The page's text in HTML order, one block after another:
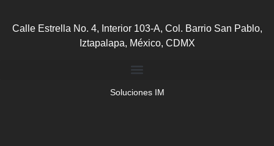
Calle Estrella No. 4, Interior 103-A, Col. Barrio San Pablo,
Iztapalapa, México, CDMX
Soluciones IM